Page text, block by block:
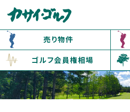
売り物件
ゴルフ会員権相場